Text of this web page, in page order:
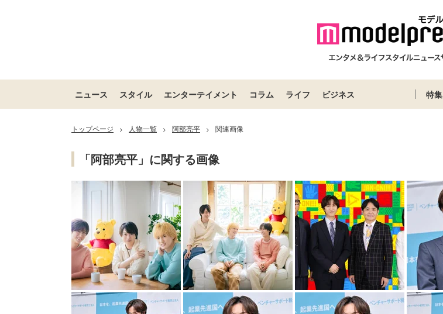
ニュース スタイル エンターテイメント コラム ライフ ビジネス 特集
トップページ > 人物一覧 > 阿部亮平 > 関連画像
「阿部亮平」に関する画像